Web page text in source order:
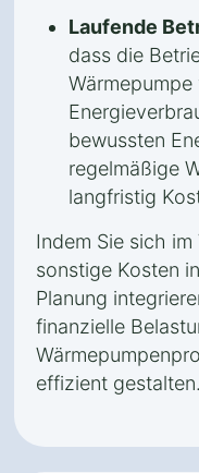
Laufende
dass die
bewussten
regelmäßige
langfristig
Indem Sie sich
sonstige Kosten
Planung
finanzielle
effizient gestalten.